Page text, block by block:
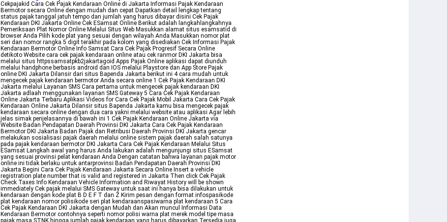
Cekpajakid Cara Cek Pajak Kendaraan Online di Jakarta Informasi Pajak Kendaraan
Bermotor secara Online dengan mudah dan cepat Dapatkan detail lengkap tentang
status pajak tanggal jatuh tempo dan jumlah yang harus dibayar disini Cek Pajak
Kendaraan DKI Jakarta Online Cek ESamsat Online Berikut adalah langkahlangkahnya
Pemeriksaan Plat Nomor Online Melalui Situs Web Masukkan alamat situs esamsatid di
browser Anda Pilih kode plat yang sesuai dengan wilayah Anda Masukkan nomor plat
seri dan nomor rangka 5 digit terakhir pada kolom yang disediakan Cek Informasi Pajak
Kendaraan Bermotor Online Info Samsat Cara Cek Pajak Progresif Secara Online
detikoto Website cara cek pajak kendaraan online atau cek ranmor DKI Jakarta bisa
melalui situs httpssamsatpkb2jakartagoid Apps Pajak Online aplikasi dapat diunduh
melalui handphone berbasis android dan IOS melalui Playstore dan App Store Pajak
online DKI Jakarta Dilansir dari situs Bapenda Jakarta berikut ini 4 cara mudah untuk
mengecek pajak kendaraan bermotor Anda secara online 1 Cek Pajak Kendaraan DKI
Jakarta melalui Layanan SMS Cara pertama untuk mengecek pajak kendaraan DKI
Jakarta adlaah menggunakan layanan SMS Gateway 5 Cara Cek Pajak Kendaraan
Online Jakarta Terbaru Aplikasi Videos for Cara Cek Pajak Mobil Jakarta Cara Cek Pajak
Kendaraan Online Jakarta Dilansir situs Bapenda Jakarta kamu bisa mengecek pajak
kendaraan secara online dengan dua cara yakni melalui website atau aplikasi Agar lebih
jelas simak penjelasannya di bawah ini 1 Cek Pajak Kendaraan Online Jakarta via
Website Badan Pendapatan Daerah Provinsi DKI Jakarta Cara Cek Pajak Kendaraan
Bermotor DKI Jakarta Badan Pajak dan Retribusi Daerah Provinsi DKI Jakarta gencar
melakukan sosialisasi pajak daerah melalui online sistem pajak daerah salah satunya
pada pajak kendaraan bermotor DKI Jakarta Cara Cek Pajak Kendaraan Melalui Situs
ESamsat Langkah awal yang harus Anda lakukan adalah mengunjungi situs ESamsat
yang sesuai provinsi pelat kendaraan Anda Dengan catatan bahwa layanan pajak motor
online ini tidak berlaku untuk antarprovinsi Badan Pendapatan Daerah Provinsi DKI
Jakarta Begini Cara Cek Pajak Kendaraan Jakarta Secara Online Insert a vehicle
registration plate number that is valid and registered in Jakarta Then click Cek Pajak
Check Taxes Info Kendaraan Vehicle Information and Riwayat History will be shown
immediately Cek pajak melalui SMS Gateway untuk saat ini hanya bisa dilakukan untuk
kendaraan dengan kode plat B D E F T dan Z Kirim pesan dengan format infospasikode
plat kendaraan nomor polisikode seri plat kendaraanspasiwarna plat kendaraan 5 Cara
Cek Pajak Kendaraan DKI Jakarta dengan Mudah dan Akan muncul Informasi Data
Kendaraan Bermotor contohnya seperti nomor polisi warna plat merek model tipe masa